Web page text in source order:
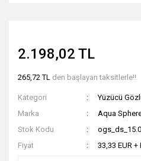
2.198,02 TL
265,72 TL den başlayan taksitlerle!!
Kategori
Yüzücü
Marka
Aqua
Stok Kodu
Fiyat
33,33 EUR +